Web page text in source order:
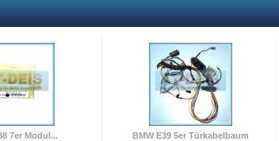
7er Modul...
BMW E39 5er Türkabelbaum